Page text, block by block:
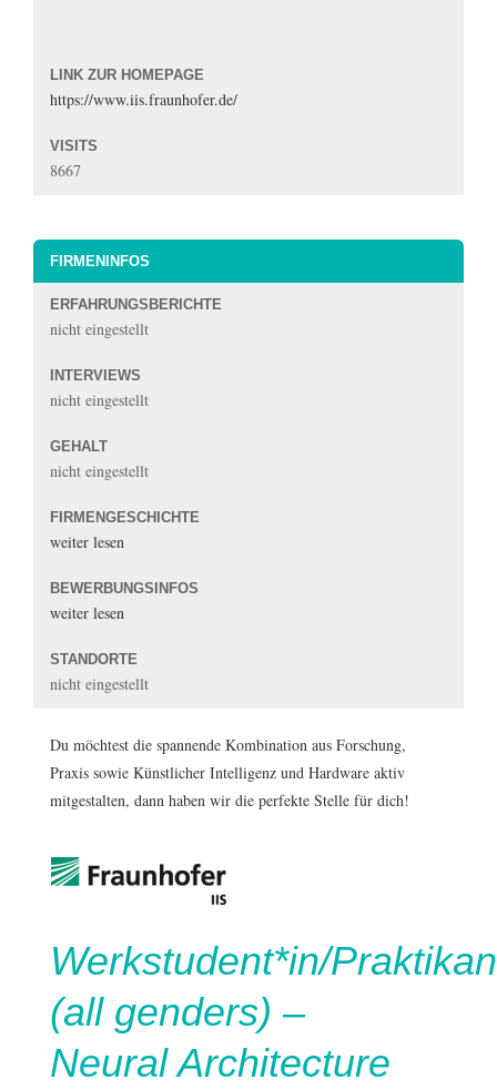
LINK ZUR HOMEPAGE
https://www.iis.fraunhofer.de/
VISITS
8667
FIRMENINFOS
ERFAHRUNGSBERICHTE
nicht eingestellt
INTERVIEWS
nicht eingestellt
GEHALT
nicht eingestellt
FIRMENGESCHICHTE
weiter lesen
BEWERBUNGSINFOS
weiter lesen
STANDORTE
nicht eingestellt
Du möchtest die spannende Kombination aus Forschung,
Praxis sowie Künstlicher Intelligenz und Hardware aktiv
mitgestalten, dann haben wir die perfekte Stelle für dich!
Werkstudent*in/
(all genders) –
Neural Architecture